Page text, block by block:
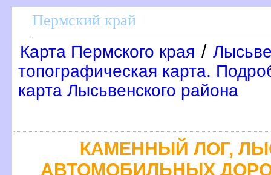
Пермский край
Карта Пермского края /
топографическая карта.
карта Лысьвенского района
КАМЕННЫЙ ЛОГ,
АВТОМОБИЛЬНЫХ